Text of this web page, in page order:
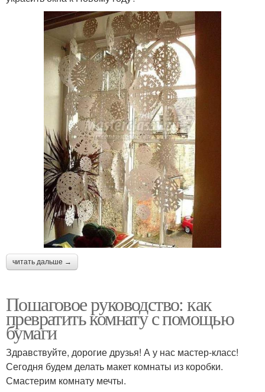
читать дальше →
Пошаговое руководство: как
превратить комнату с помощью
бумаги
Здравствуйте, дорогие друзья! А у нас мастер-класс!
Сегодня будем делать макет комнаты из коробки.
Смастерим комнату мечты.